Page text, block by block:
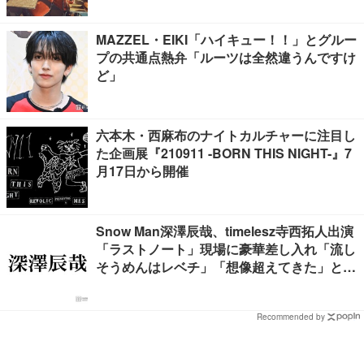
MAZZEL・EIKI「ハイキュー！！」とグルー
プの共通点熱弁「ルーツは全然違うんですけ
ど」
六本木・西麻布のナイトカルチャーに注目し
た企画展『210911 -BORN THIS NIGHT-』7
月17日から開催
Snow Man深澤辰哉、timelesz寺西拓人出演
「ラストノート」現場に豪華差し入れ「流し
そうめんはレベチ」「想像超えてきた」と絶
Recommended by